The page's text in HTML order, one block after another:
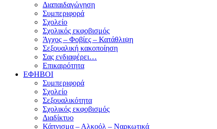
Διαπαιδαγώγηση
Συμπεριφορά
Σχολείο
Σχολικός εκφοβισμός
Άγχος – Φοβίες – Κατάθλιψη
Σεξουαλική κακοποίηση
Σας ενδιαφέρει…
Επικαιρότητα
ΕΦΗΒΟΙ
Συμπεριφορά
Σχολείο
Σεξουαλικότητα
Σχολικός εκφοβισμός
Διαδίκτυο
Κάπνισμα – Αλκοόλ – Ναρκωτικά